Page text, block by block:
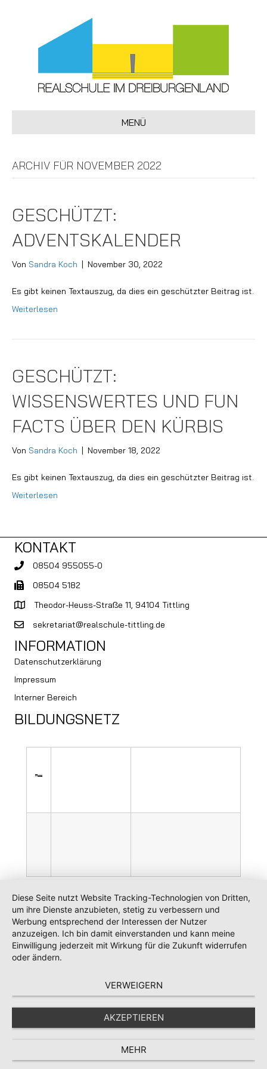
MENÜ
ARCHIV FÜR NOVEMBER 2022
GESCHÜTZT:
ADVENTSKALENDER
Von Sandra Koch | November 30, 2022
Es gibt keinen Textauszug, da dies ein geschützter Beitrag ist.
Weiterlesen
GESCHÜTZT:
WISSENSWERTES UND FUN
FACTS ÜBER DEN KÜRBIS
Von Sandra Koch | November 18, 2022
Es gibt keinen Textauszug, da dies ein geschützter Beitrag ist.
Weiterlesen
KONTAKT
08504 955055-0
08504 5182
Theodor-Heuss-Straße 11, 94104 Tittling
sekretariat@realschule-tittling.de
INFORMATION
Datenschutzerklärung
Impressum
Interner Bereich
BILDUNGSNETZ
© 2018 Realschule im Dreiburgenland
Diese Seite nutzt Website Tracking-Technologien von Dritten,
um ihre Dienste anzubieten, stetig zu verbessern und
Werbung entsprechend der Interessen der Nutzer
anzuzeigen. Ich bin damit einverstanden und kann meine
Einwilligung jederzeit mit Wirkung für die Zukunft widerrufen
oder ändern.
VERWEIGERN
AKZEPTIEREN
MEHR